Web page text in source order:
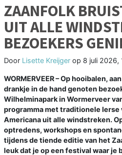
ZAANFOLK
UIT ALLE
BEZOEKERS
Door Lisette Kreijger op 8 juli 2026,
WORMERVEER – Op hooibalen,
drankje in de hand genoten
Wilhelminapark in Wormerveer
programma met traditionele Ierse
Americana uit alle windstreken.
optredens, workshops en
tijdens de tiende editie van het
leuk dat je op een festival waar je